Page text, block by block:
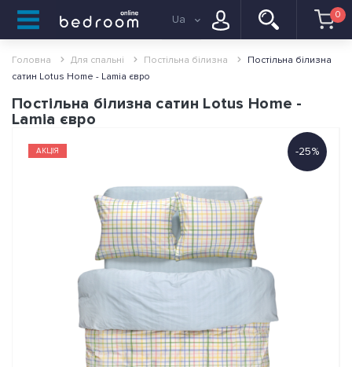
Ua 0
Головна Для спальні Постільна білизна
Постільна білизна
сатин Lotus Home - Lamia євро
Постільна білизна сатин Lotus Home -
Lamia євро
-25%
АКЦІЯ